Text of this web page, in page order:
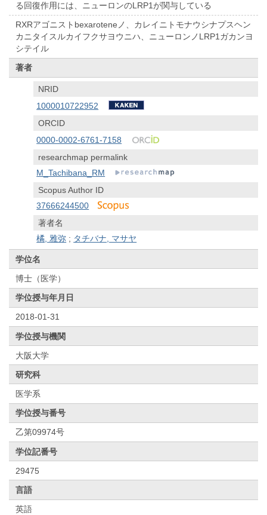
る回復作用には、ニューロンのLRP1が関与している
RXRアゴニストbexaroteneノ、カレイニトモナウシナプスヘン
カニタイスルカイフクサヨウニハ、ニューロンノLRP1ガカンヨ
シテイル
著者
NRID
1000010722952
ORCID
0000-0002-6761-7158
researchmap permalink
M_Tachibana_RM
Scopus Author ID
37666244500
著者名
橘, 雅弥 ; タチバナ, マサヤ
学位名
博士（医学）
学位授与年月日
2018-01-31
学位授与機関
大阪大学
研究科
医学系
学位授与番号
乙第09974号
学位記番号
29475
言語
英語